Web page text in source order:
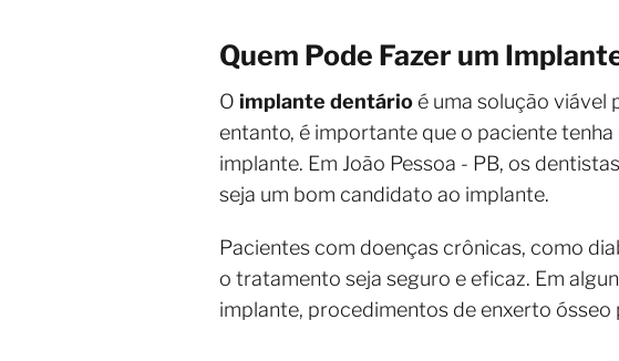
Quem Pode Fazer um
O implante dentário é uma solução viável
entanto, é importante que o paciente
implante. Em João Pessoa - PB, os
seja um bom candidato ao implante.
Pacientes com doenças crônicas, como
o tratamento seja seguro e eficaz. Em
implante, procedimentos de enxerto